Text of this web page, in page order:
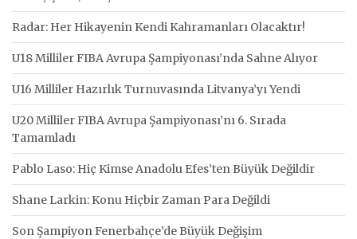
Radar: Her Hikayenin Kendi Kahramanları Olacaktır!
U18 Milliler FIBA Avrupa Şampiyonası’nda Sahne Alıyor
U16 Milliler Hazırlık Turnuvasında Litvanya’yı Yendi
U20 Milliler FIBA Avrupa Şampiyonası’nı 6. Sırada
Tamamladı
Pablo Laso: Hiç Kimse Anadolu Efes’ten Büyük Değildir
Shane Larkin: Konu Hiçbir Zaman Para Değildi
Son Şampiyon Fenerbahçe’de Büyük Değişim